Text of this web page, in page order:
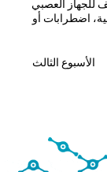
للجهاز العصبي
اضطرابات أو
الأسبوع الثالث